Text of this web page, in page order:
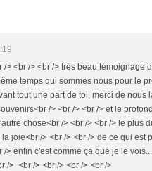
/> <br /> <br /> très beau témoignage
temps qui sommes nous pour le
tout une part de toi, merci de nous
/> <br /> <br /> et le
chose<br /> <br /> <br /> le plus
joie<br /> <br /> <br /> de ce qui est
> enfin c'est comme ça que je le
/> <br /> <br /> <br /> <br />